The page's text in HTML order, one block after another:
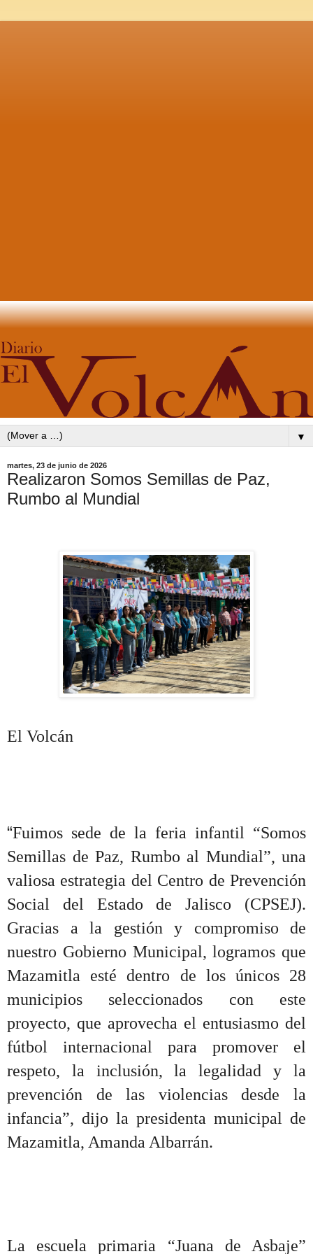
▼
martes, 23 de junio de 2026
Realizaron Somos Semillas de Paz,
Rumbo al Mundial
El Volcán
“Fuimos sede de la feria infantil “Somos
Semillas de Paz, Rumbo al Mundial”, una
valiosa estrategia del Centro de Prevención
Social del Estado de Jalisco (CPSEJ).
Gracias a la gestión y compromiso de
nuestro Gobierno Municipal, logramos que
Mazamitla esté dentro de los únicos 28
municipios seleccionados con este
proyecto, que aprovecha el entusiasmo del
fútbol internacional para promover el
respeto, la inclusión, la legalidad y la
prevención de las violencias desde la
infancia”, dijo la presidenta municipal de
Mazamitla, Amanda Albarrán.
La escuela primaria “Juana de Asbaje”